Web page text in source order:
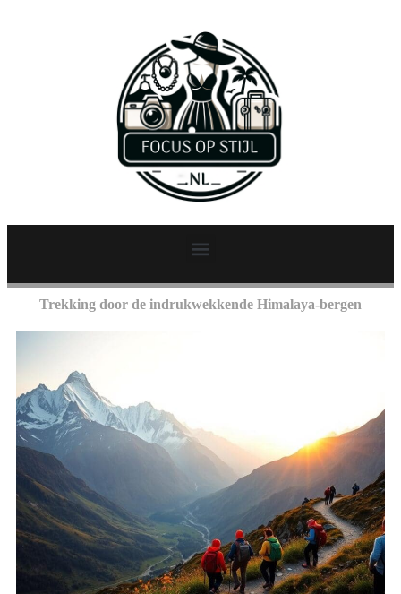
Trekking door de indrukwekkende Himalaya-bergen